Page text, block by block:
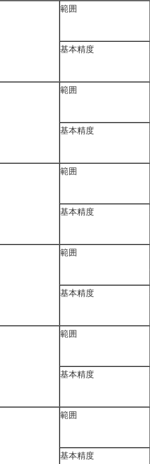
範囲
基本精度
範囲
基本精度
範囲
基本精度
範囲
基本精度
範囲
基本精度
範囲
基本精度